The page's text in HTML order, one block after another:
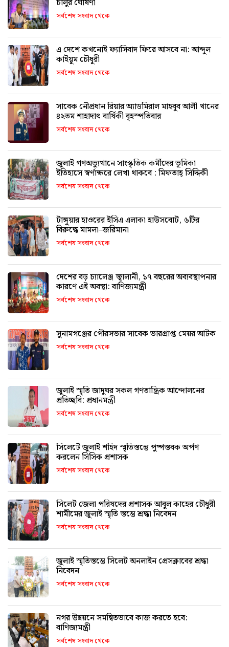
চালুর ঘোষণা
সর্বশেষ সংবাদ থেকে
এ দেশে কখনোই ফ্যাসিবাদ ফিরে আসবে না: আব্দুল
কাইয়ুম চৌধুরী
সর্বশেষ সংবাদ থেকে
সাবেক নৌপ্রধান রিয়ার অ্যাডমিরাল মাহবুব আলী খানের
৪২তম শাহাদাৎ বার্ষিকী বৃহস্পতিবার
সর্বশেষ সংবাদ থেকে
জুলাই গণঅভ্যুত্থানে সাংস্কৃতিক কর্মীদের ভূমিকা
ইতিহাসে স্বর্ণাক্ষরে লেখা থাকবে : মিফতাহ্ সিদ্দিকী
সর্বশেষ সংবাদ থেকে
টাঙ্গুয়ার হাওরের ইসিএ এলাকা হাউসবোট, ৬টির
বিরুদ্ধে মামলা–জরিমানা
সর্বশেষ সংবাদ থেকে
দেশের বড় চ্যালেঞ্জ জ্বালানী, ১৭ বছরের অব্যবস্থাপনার
কারণে এই অবস্থা: বাণিজ্যমন্ত্রী
সর্বশেষ সংবাদ থেকে
সুনামগঞ্জের পৌরসভার সাবেক ভারপ্রাপ্ত মেয়র আটক
সর্বশেষ সংবাদ থেকে
জুলাই স্মৃতি জাদুঘর সকল গণতান্ত্রিক আন্দোলনের
প্রতিচ্ছবি: প্রধানমন্ত্রী
সর্বশেষ সংবাদ থেকে
সিলেটে জুলাই শহিদ স্মৃতিস্তম্ভে পুষ্পস্তবক অর্পণ
করলেন সিসিক প্রশাসক
সর্বশেষ সংবাদ থেকে
সিলেট জেলা পরিষদের প্রশাসক আবুল কাহের চৌধুরী
শামীমের জুলাই স্মৃতি স্তম্ভে শ্রদ্ধা নিবেদন
সর্বশেষ সংবাদ থেকে
জুলাই স্মৃতিস্তম্ভে সিলেট অনলাইন প্রেসক্লাবের শ্রদ্ধা
নিবেদন
সর্বশেষ সংবাদ থেকে
নগর উন্নয়নে সমন্বিতভাবে কাজ করতে হবে:
বাণিজ্যমন্ত্রী
সর্বশেষ সংবাদ থেকে